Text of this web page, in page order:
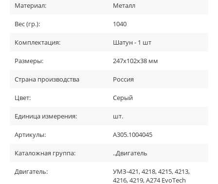
Материал: Металл
Вес (гр.): 1040
Комплектация: Шатун - 1 шт
Размеры: 247x102x38 мм
Страна производства Россия
Цвет: Серый
Единица измерения: шт.
Артикулы: А305.1004045
Каталожная группа: ..Двигатель
Двигатель:
УМЗ-421, 4218, 4215, 4213,
4216, 4219, A274 EvoTech